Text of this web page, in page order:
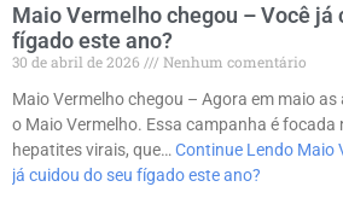
Maio Vermelho chegou – Você já
fígado este ano?
30 de abril de 2026
Nenhum comentário
Maio Vermelho chegou – Agora em maio
o Maio Vermelho. Essa campanha é focada
hepatites virais, que… Continue Lendo Maio
já cuidou do seu fígado este ano?